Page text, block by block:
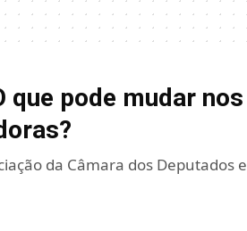
que pode mudar nos
da Câmara dos Deputados e